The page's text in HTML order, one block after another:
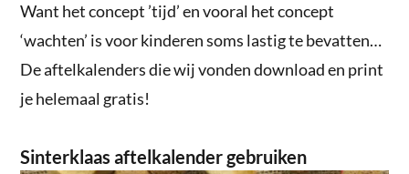
Want het concept ’tijd’ en vooral het concept
‘wachten’ is voor kinderen soms lastig te bevatten…
De aftelkalenders die wij vonden download en print
je helemaal gratis!
Sinterklaas aftelkalender gebruiken